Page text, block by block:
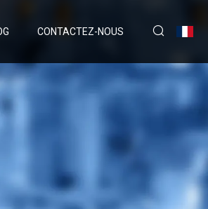
CONTACTEZ-NOUS